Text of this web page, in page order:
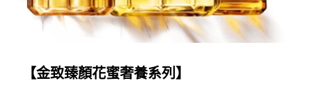
【金致臻顏花蜜奢養系列】